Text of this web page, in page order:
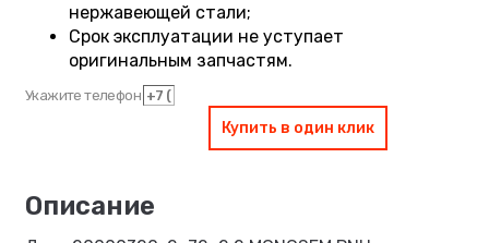
нержавеющей стали;
Срок эксплуатации не уступает
оригинальным запчастям.
Укажите телефон
Купить в один клик